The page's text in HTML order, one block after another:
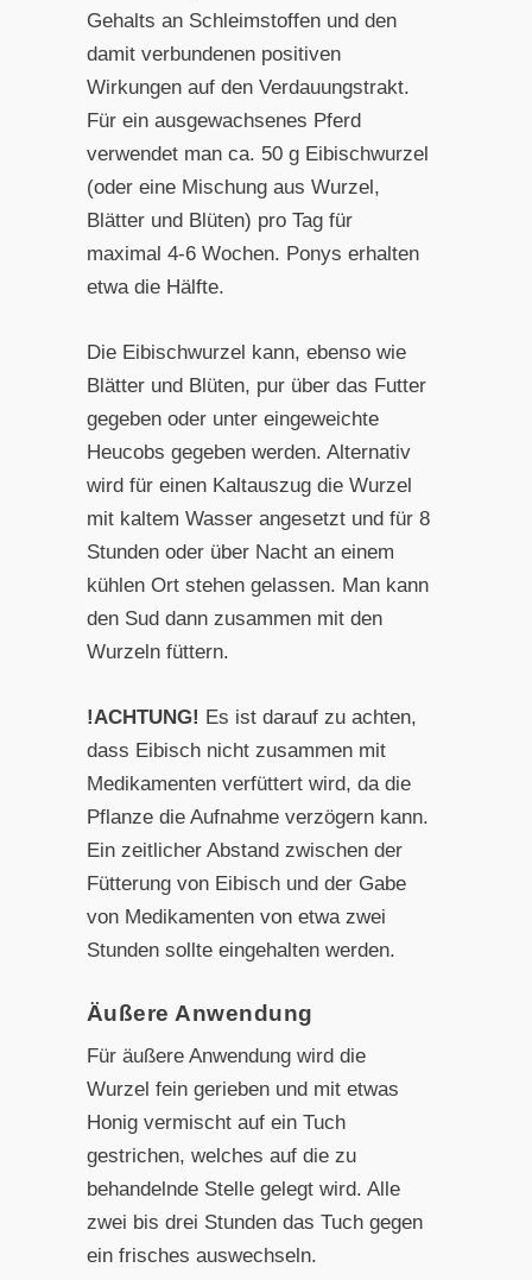
Gehalts an Schleimstoffen und den
damit verbundenen positiven
Wirkungen auf den Verdauungstrakt.
Für ein ausgewachsenes Pferd
verwendet man ca. 50 g Eibischwurzel
(oder eine Mischung aus Wurzel,
Blätter und Blüten) pro Tag für
maximal 4-6 Wochen. Ponys erhalten
etwa die Hälfte.
Die Eibischwurzel kann, ebenso wie
Blätter und Blüten, pur über das Futter
gegeben oder unter eingeweichte
Heucobs gegeben werden. Alternativ
wird für einen Kaltauszug die Wurzel
mit kaltem Wasser angesetzt und für 8
Stunden oder über Nacht an einem
kühlen Ort stehen gelassen. Man kann
den Sud dann zusammen mit den
Wurzeln füttern.
!ACHTUNG! Es ist darauf zu achten,
dass Eibisch nicht zusammen mit
Medikamenten verfüttert wird, da die
Pflanze die Aufnahme verzögern kann.
Ein zeitlicher Abstand zwischen der
Fütterung von Eibisch und der Gabe
von Medikamenten von etwa zwei
Stunden sollte eingehalten werden.
Äußere Anwendung
Für äußere Anwendung wird die
Wurzel fein gerieben und mit etwas
Honig vermischt auf ein Tuch
gestrichen, welches auf die zu
behandelnde Stelle gelegt wird. Alle
zwei bis drei Stunden das Tuch gegen
ein frisches auswechseln.